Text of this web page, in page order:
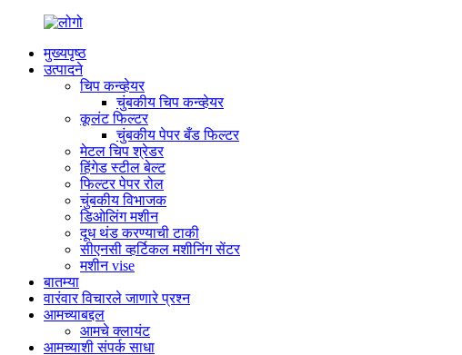
मुख्यपृष्ठ
उत्पादने
चिप कन्व्हेयर
चुंबकीय चिप कन्व्हेयर
कूलंट फिल्टर
चुंबकीय पेपर बँड फिल्टर
मेटल चिप श्रेडर
हिंगेड स्टील बेल्ट
फिल्टर पेपर रोल
चुंबकीय विभाजक
डिओलिंग मशीन
दूध थंड करण्याची टाकी
सीएनसी व्हर्टिकल मशीनिंग सेंटर
मशीन vise
बातम्या
वारंवार विचारले जाणारे प्रश्न
आमच्याबद्दल
आमचे क्लायंट
आमच्याशी संपर्क साधा